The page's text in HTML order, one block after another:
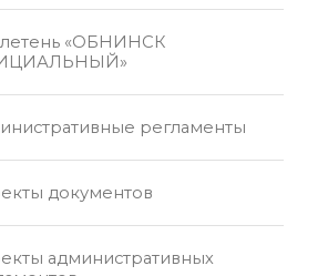
«ОБНИНСК
регламенты
документов
административных